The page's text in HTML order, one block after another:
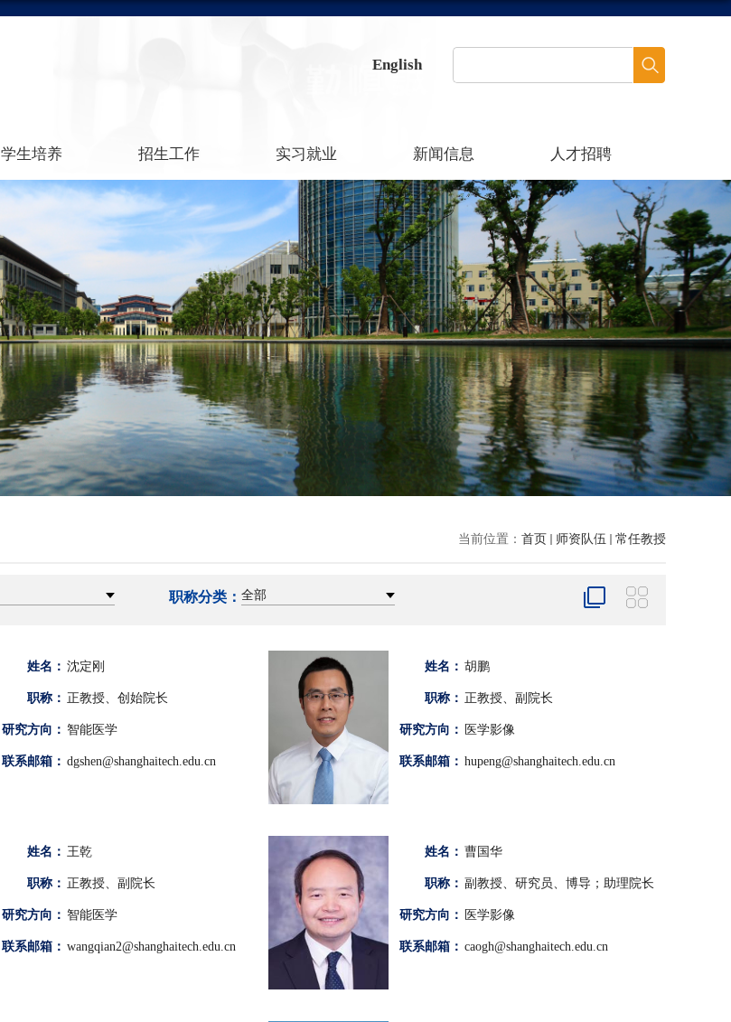
English
学生培养 招生工作 实习就业 新闻信息 人才招聘
当前位置： 首页 师资队伍 常任教授
职称分类： 全部
姓名： 沈定刚
职称： 正教授、创始院长
研究方向： 智能医学
联系邮箱： dgshen@shanghaitech.edu.cn
姓名： 胡鹏
职称： 正教授、副院长
研究方向： 医学影像
联系邮箱： hupeng@shanghaitech.edu.cn
姓名： 王乾
职称： 正教授、副院长
研究方向： 智能医学
联系邮箱： wangqian2@shanghaitech.edu.cn
姓名： 曹国华
职称： 副教授、研究员、博导；助理院长
研究方向： 医学影像
联系邮箱： caogh@shanghaitech.edu.cn